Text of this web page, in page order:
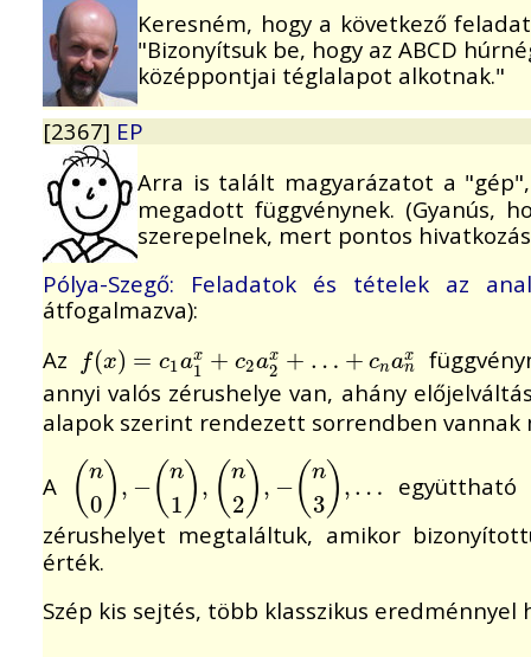
Keresném, hogy a következő
"Bizonyítsuk be, hogy az ABCD
középpontjai téglalapot alkotnak."
[2367] EP
Arra is talált magyarázatot a
megadott függvénynek. (Gyanús,
szerepelnek, mert pontos
Pólya-Szegő: Feladatok ​és tételek az
átfogalmazva):
Az
f(x) = c1ax
1 + c2ax
2 + … + cnax
n
f(x)= c1a1x+c2a2x+…+ c n a nx
annyi valós zérushelye van, ahány
alapok szerint rendezett sorrendben
A ( n
0 ) , − ( n
1 ) , ( n
2 ) , − ( n
3) , …
(n0 , − (n 1 ,( n 2 ,−(n3 ,…
zérushelyet megtaláltuk, amikor
érték.
Szép kis sejtés, több klasszikus eredménnyel